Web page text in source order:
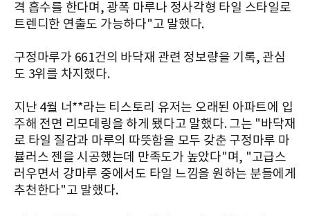
격 흡수를 한다며, 광폭 마루나 정사각형 타일 스타일로
트렌디한 연출도 가능하다"고 말했다.
구정마루가 661건의 바닥재 관련 정보량을 기록, 관심
도 3위를 차지했다.
지난 4월 너**라는 티스토리 유저는 오래된 아파트에 입
주해 전면 리모데링을 하게 됐다고 말했다. 그는 "바닥재
로 타일 질감과 마루의 따뜻함을 모두 갖춘 구정마루 마
뷸러스 젠을 시공했는데 만족도가 높았다"며, "고급스
러우면서 강마루 중에서도 타일 느낌을 원하는 분들에게
추천한다"고 말했다.